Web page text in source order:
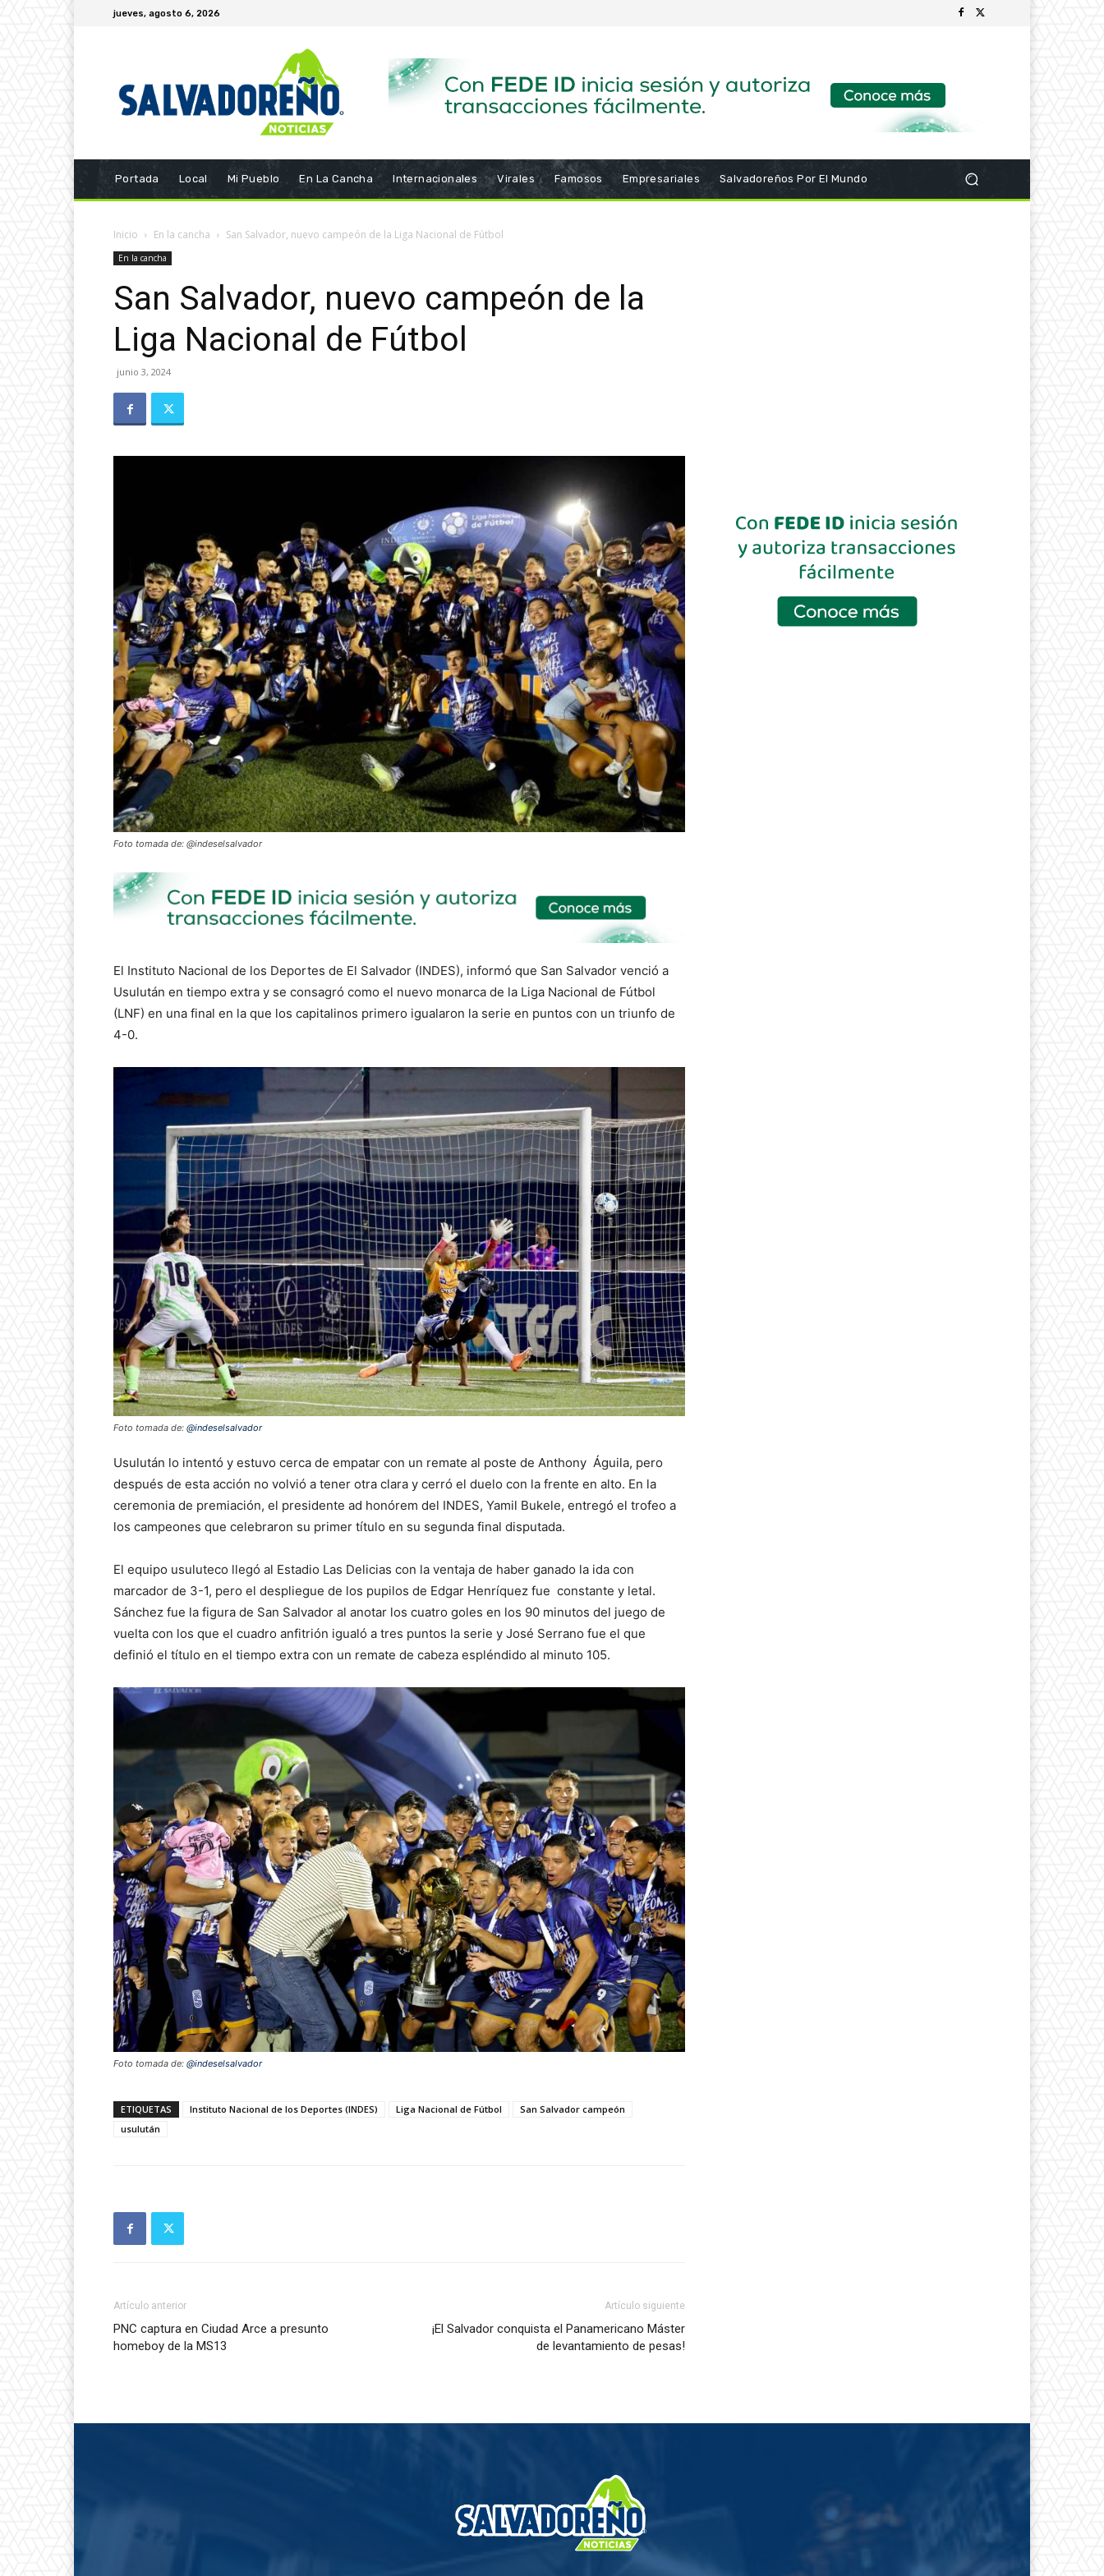
jueves, agosto 6, 2026
Portada Local Mi Pueblo En La Cancha Internacionales Virales Famosos Empresariales Salvadoreños Por El Mundo
Inicio En la cancha San Salvador, nuevo campeón de la Liga Nacional de Fútbol
En la cancha
San Salvador, nuevo campeón de la
Liga Nacional de Fútbol
junio 3, 2024
Foto tomada de: @indeselsalvador
El Instituto Nacional de los Deportes de El Salvador (INDES), informó que San Salvador venció a
Usulután en tiempo extra y se consagró como el nuevo monarca de la Liga Nacional de Fútbol
(LNF) en una final en la que los capitalinos primero igualaron la serie en puntos con un triunfo de
4-0.
Foto tomada de: @indeselsalvador
Usulután lo intentó y estuvo cerca de empatar con un remate al poste de Anthony Águila, pero
después de esta acción no volvió a tener otra clara y cerró el duelo con la frente en alto. En la
ceremonia de premiación, el presidente ad honórem del INDES, Yamil Bukele, entregó el trofeo a
los campeones que celebraron su primer título en su segunda final disputada.
El equipo usuluteco llegó al Estadio Las Delicias con la ventaja de haber ganado la ida con
marcador de 3-1, pero el despliegue de los pupilos de Edgar Henríquez fue constante y letal.
Sánchez fue la figura de San Salvador al anotar los cuatro goles en los 90 minutos del juego de
vuelta con los que el cuadro anfitrión igualó a tres puntos la serie y José Serrano fue el que
definió el título en el tiempo extra con un remate de cabeza espléndido al minuto 105.
Foto tomada de: @indeselsalvador
ETIQUETAS Instituto Nacional de los Deportes (INDES) Liga Nacional de Fútbol
San Salvador campeón
usulután
Artículo anterior
PNC captura en Ciudad Arce a presunto
homeboy de la MS13
Artículo siguiente
¡El Salvador conquista el Panamericano Máster
de levantamiento de pesas!